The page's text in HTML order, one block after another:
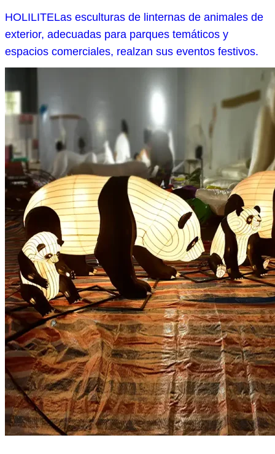
HOLILITELas esculturas de linternas de animales de
exterior, adecuadas para parques temáticos y
espacios comerciales, realzan sus eventos festivos.